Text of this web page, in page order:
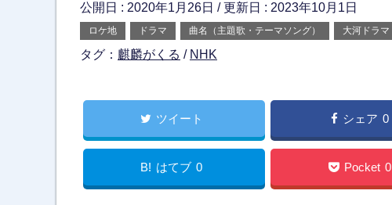
公開日 : 2020年1月26日 / 更新日 : 2023年10月1日
ロケ地 ドラマ 曲名（主題歌・テーマソング） 大河ドラマ
タグ： 麒麟がくる / NHK
ツイート シェア 0
B! はてブ 0 Pocket 0